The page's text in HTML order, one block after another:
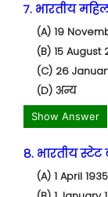
7. भारतीय
(A) 19
(B) 15 August
(C) 26
(D) अन्य
Show Answer
8. भारतीय
(A) 1 April 1935